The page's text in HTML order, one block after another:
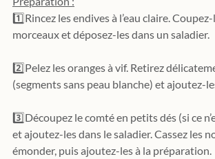
1️⃣Rincez les endives à l’eau claire.
morceaux et déposez-les dans un saladier.
2️⃣Pelez les oranges à vif. Retirez
(segments sans peau blanche) et ajoutez-
3️⃣Découpez le comté en petits dés (si ce
et ajoutez-les dans le saladier. Cassez les
émonder, puis ajoutez-les à la préparation.